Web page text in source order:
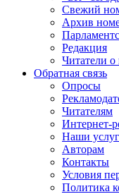
Свежий
Архив
Редакция
Читатели о
Обратная связь
Опросы
Читателям
Интернет-
Наши
Авторам
Контакты
Условия
Политика